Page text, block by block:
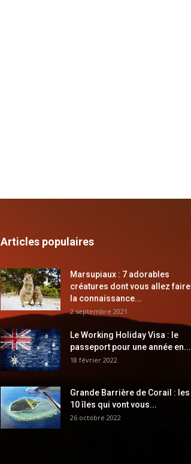
Articles populaires
Marsupiaux : 7 adorables
créatures dont vous allez faire
la connaissance...
2 septembre 2021
Le Working Holiday Visa : le
passeport pour une année en...
18 février 2022
Grande Barrière de Corail : les
10 îles qui vont vous...
26 octobre 2022